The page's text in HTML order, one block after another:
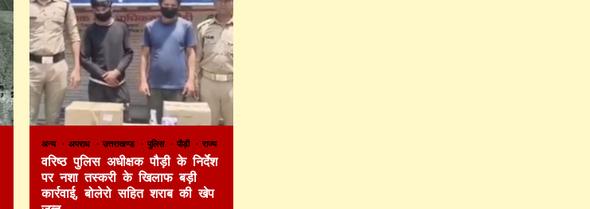
अन्य अपराध उत्तराखण्ड पुलिस पौड़ी राज्य
वरिष्ठ पुलिस अधीक्षक पौड़ी के निर्देश
पर नशा तस्करी के खिलाफ बड़ी
कार्रवाई, बोलेरो सहित शराब की खेप